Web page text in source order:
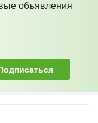
объявления